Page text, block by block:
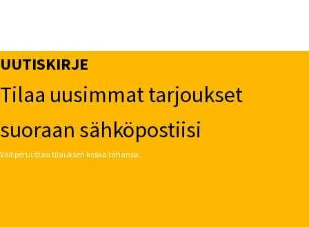
UUTISKIRJE
Tilaa uusimmat tarjoukset
suoraan sähköpostiisi
Voit peruuttaa tilauksen koska tahansa.